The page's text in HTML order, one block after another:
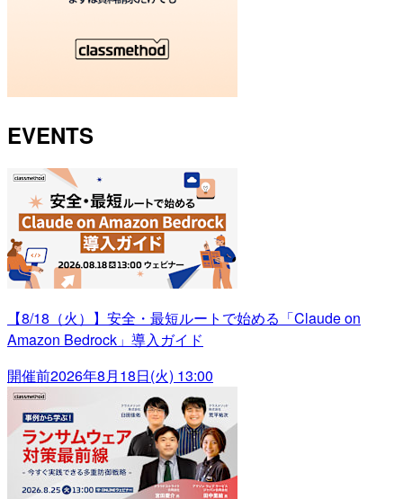
EVENTS
【8/18（火）】安全・最短ルートで始める「Claude on
Amazon Bedrock」導入ガイド
開催前2026年8月18日(火) 13:00